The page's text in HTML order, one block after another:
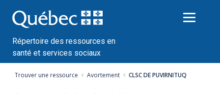
au
contenu
Répertoire des ressources en
santé et services sociaux
Trouver une ressource Avortement CLSC DE PUVIRNITUQ